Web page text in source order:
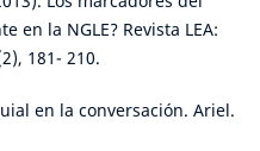
en la NGLE? Revista LEA:
181- 210.
en la conversación. Ariel.